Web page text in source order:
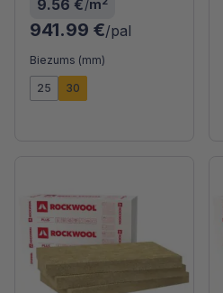
9.56 €/m
941.99 €/pal
Biezums (mm)
25 30